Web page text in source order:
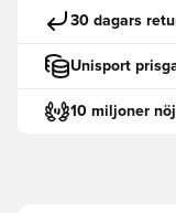
30 dagars
Unisport
10 miljoner